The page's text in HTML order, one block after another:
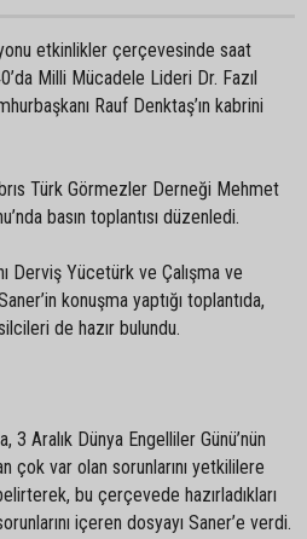
etkinlikler çerçevesinde saat
Milli Mücadele Lideri Dr. Fazıl
Rauf Denktaş’ın kabrini
Türk Görmezler Derneği Mehmet
basın toplantısı düzenledi.
Derviş Yücetürk ve Çalışma ve
konuşma yaptığı toplantıda,
de hazır bulundu.
3 Aralık Dünya Engelliler Günü’nün
çok var olan sorunlarını yetkililere
bu çerçevede hazırladıkları
içeren dosyayı Saner’e verdi.